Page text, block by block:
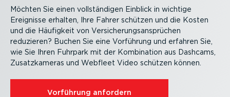
Möchten Sie einen vollstän­digen Einblick in wichtige
Ereignisse erhalten, Ihre Fahrer schützen und die Kosten
und die Häufigkeit von Versi­che­rungs­an­sprüchen
reduzieren? Buchen Sie eine Vorführung und erfahren Sie,
wie Sie Ihren Fuhrpark mit der Kombination aus Dashcams,
Zusatz­ka­meras und Webfleet Video ​schützen können.
Vorführung anfordern